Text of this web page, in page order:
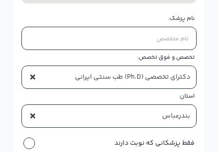
نام پزشک:
تخصص و فوق تخصص:
× دکترای تخصصی (Ph.D) طب سنتی ایرانی
استان:
× بندرعباس
فقط پزشکانی که نوبت دارند